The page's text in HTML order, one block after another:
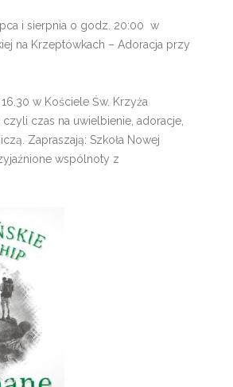
i sierpnia o godz. 20:00 w
na Krzeptówkach – Adoracja przy
w Kościele Św. Krzyża
czyli czas na uwielbienie, adoracje,
Zapraszają: Szkoła Nowej
wspólnoty z